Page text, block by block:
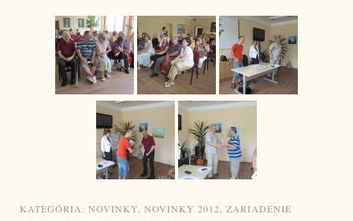
KATEGÓRIA: NOVINKY, NOVINKY 2012, ZARIADENIE